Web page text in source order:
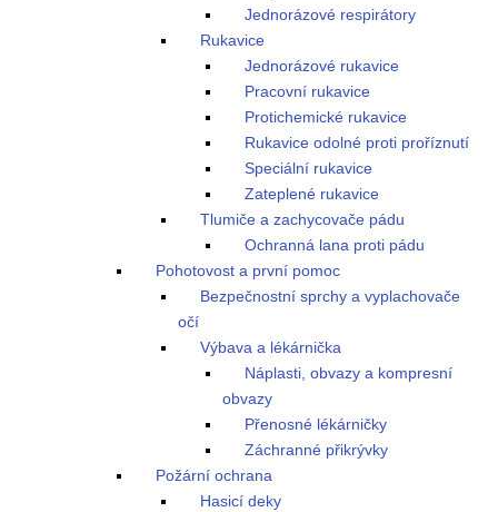
Jednorázové respirátory
Rukavice
Jednorázové rukavice
Pracovní rukavice
Protichemické rukavice
Rukavice odolné proti proříznutí
Speciální rukavice
Zateplené rukavice
Tlumiče a zachycovače pádu
Ochranná lana proti pádu
Pohotovost a první pomoc
Bezpečnostní sprchy a vyplachovače
očí
Výbava a lékárnička
Náplasti, obvazy a kompresní
obvazy
Přenosné lékárničky
Záchranné přikrývky
Požární ochrana
Hasicí deky